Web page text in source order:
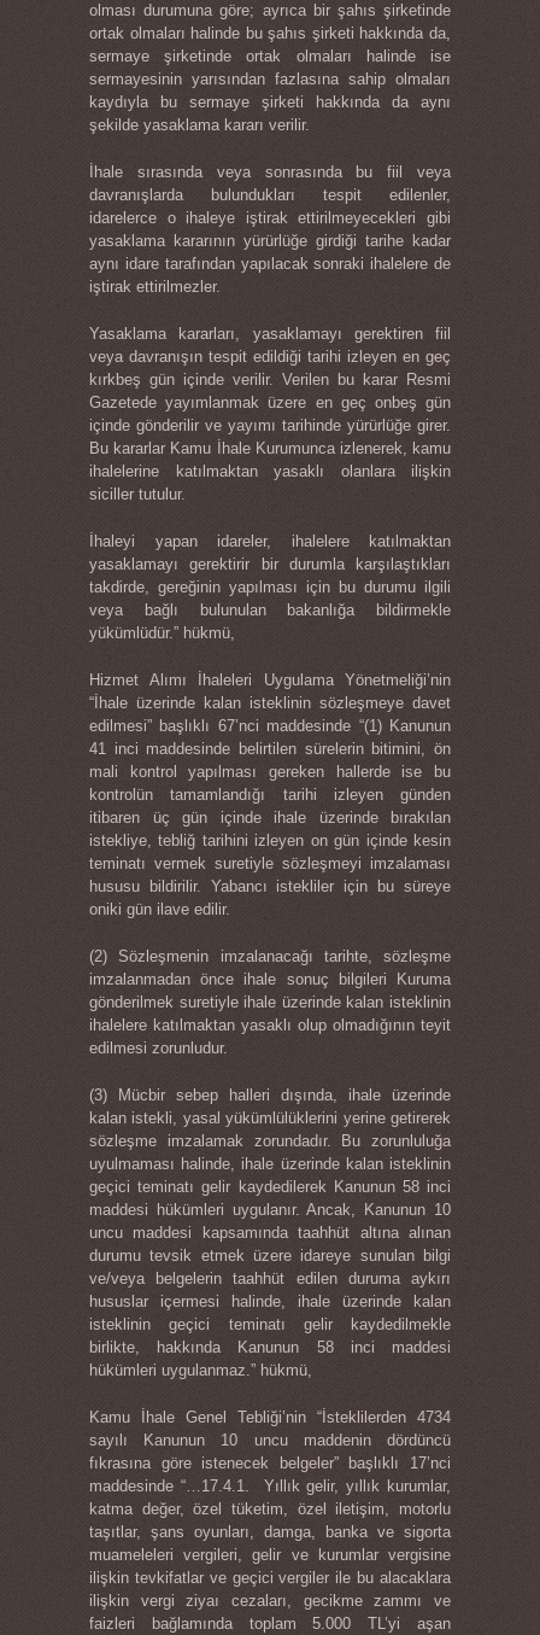
olması durumuna göre; ayrıca bir şahıs şirketinde
ortak olmaları halinde bu şahıs şirketi hakkında da,
sermaye şirketinde ortak olmaları halinde ise
sermayesinin yarısından fazlasına sahip olmaları
kaydıyla bu sermaye şirketi hakkında da aynı
şekilde yasaklama kararı verilir.
İhale sırasında veya sonrasında bu fiil veya
davranışlarda bulundukları tespit edilenler,
idarelerce o ihaleye iştirak ettirilmeyecekleri gibi
yasaklama kararının yürürlüğe girdiği tarihe kadar
aynı idare tarafından yapılacak sonraki ihalelere de
iştirak ettirilmezler.
Yasaklama kararları, yasaklamayı gerektiren fiil
veya davranışın tespit edildiği tarihi izleyen en geç
kırkbeş gün içinde verilir. Verilen bu karar Resmi
Gazetede yayımlanmak üzere en geç onbeş gün
içinde gönderilir ve yayımı tarihinde yürürlüğe girer.
Bu kararlar Kamu İhale Kurumunca izlenerek, kamu
ihalelerine katılmaktan yasaklı olanlara ilişkin
siciller tutulur.
İhaleyi yapan idareler, ihalelere katılmaktan
yasaklamayı gerektirir bir durumla karşılaştıkları
takdirde, gereğinin yapılması için bu durumu ilgili
veya bağlı bulunulan bakanlığa bildirmekle
yükümlüdür.” hükmü,
Hizmet Alımı İhaleleri Uygulama Yönetmeliği’nin
“İhale üzerinde kalan isteklinin sözleşmeye davet
edilmesi” başlıklı 67’nci maddesinde “(1) Kanunun
41 inci maddesinde belirtilen sürelerin bitimini, ön
mali kontrol yapılması gereken hallerde ise bu
kontrolün tamamlandığı tarihi izleyen günden
itibaren üç gün içinde ihale üzerinde bırakılan
istekliye, tebliğ tarihini izleyen on gün içinde kesin
teminatı vermek suretiyle sözleşmeyi imzalaması
hususu bildirilir. Yabancı istekliler için bu süreye
oniki gün ilave edilir.
(2) Sözleşmenin imzalanacağı tarihte, sözleşme
imzalanmadan önce ihale sonuç bilgileri Kuruma
gönderilmek suretiyle ihale üzerinde kalan isteklinin
ihalelere katılmaktan yasaklı olup olmadığının teyit
edilmesi zorunludur.
(3) Mücbir sebep halleri dışında, ihale üzerinde
kalan istekli, yasal yükümlülüklerini yerine getirerek
sözleşme imzalamak zorundadır. Bu zorunluluğa
uyulmaması halinde, ihale üzerinde kalan isteklinin
geçici teminatı gelir kaydedilerek Kanunun 58 inci
maddesi hükümleri uygulanır. Ancak, Kanunun 10
uncu maddesi kapsamında taahhüt altına alınan
durumu tevsik etmek üzere idareye sunulan bilgi
ve/veya belgelerin taahhüt edilen duruma aykırı
hususlar içermesi halinde, ihale üzerinde kalan
isteklinin geçici teminatı gelir kaydedilmekle
birlikte, hakkında Kanunun 58 inci maddesi
hükümleri uygulanmaz.” hükmü,
Kamu İhale Genel Tebliği’nin “İsteklilerden 4734
sayılı Kanunun 10 uncu maddenin dördüncü
fıkrasına göre istenecek belgeler” başlıklı 17’nci
maddesinde “…17.4.1. Yıllık gelir, yıllık kurumlar,
katma değer, özel tüketim, özel iletişim, motorlu
taşıtlar, şans oyunları, damga, banka ve sigorta
muameleleri vergileri, gelir ve kurumlar vergisine
ilişkin tevkifatlar ve geçici vergiler ile bu alacaklara
ilişkin vergi ziyaı cezaları, gecikme zammı ve
faizleri bağlamında toplam 5.000 TL’yi aşan